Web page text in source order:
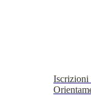
Iscrizioni